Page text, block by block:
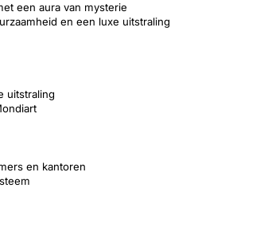
een aura van mysterie
en een luxe uitstraling
uitstraling
en kantoren